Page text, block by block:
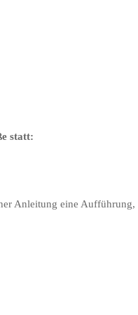
statt:
Anleitung eine